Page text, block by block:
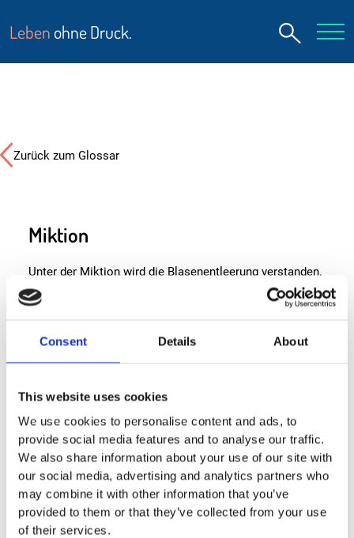
Consent Details About
This website uses cookies
We use cookies to personalise content and ads, to
provide social media features and to analyse our traffic.
We also share information about your use of our site with
our social media, advertising and analytics partners who
may combine it with other information that you’ve
provided to them or that they’ve collected from your use
of their services.
Leben ohne Druck.
Zurück zum Glossar
Miktion
Unter der Miktion wird die Blasenentleerung verstanden.
Also der Vorgang, bei dem die Harnblase entleert wird.
Bein einwandfreiem Zusammenspiel zwischen
ist die Miktion (die Entleerung der Blase) normalerweise
willkürlich und schmerzlos. Ab einem gewissen Füllgrad
Nervensystem an das Gehirn. Im Regelfall unterbindet
durch Anspannung des Blasenschließmuskels. Wird
dieser Muskel jedoch zur geeigneten Zeit und am
geeigneten Ort entspannt, so setzt die Miktion ein.
Da der Prozess der Blasenentleerung einem komplexen
Vorgang im menschlichen Körper zugrunde liegt, kann
durch verschiedene Ursachen auch eine sogenannte